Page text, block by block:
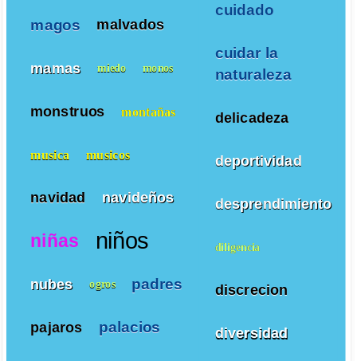
cuidado
cuidar la
naturaleza
delicadeza
deportividad
desprendimiento
diligencia
discrecion
diversidad
magos malvados
mamas miedo monos
monstruos montañas
musica musicos
navidad navideños
niñas niños
nubes ogros padres
pajaros palacios